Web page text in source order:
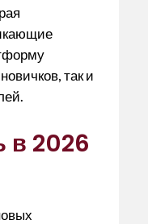
так и
в 2026